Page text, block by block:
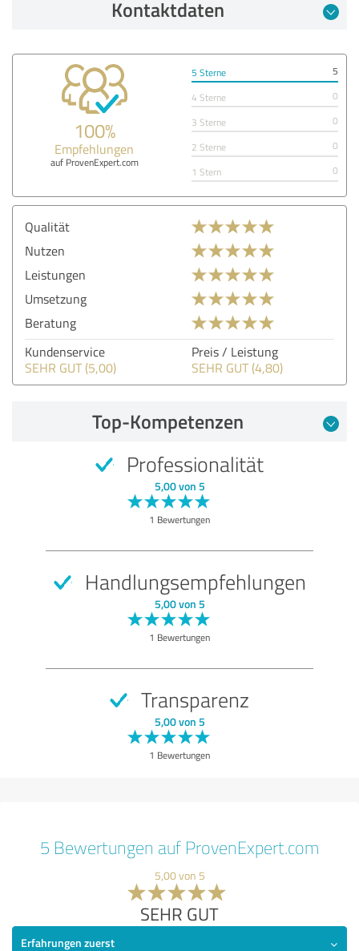
Kontaktdaten
100%
Empfehlungen
auf ProvenExpert.com
5 Sterne
5
4 Sterne
0
3 Sterne
0
2 Sterne
0
1 Stern
0
Qualität
Nutzen
Leistungen
Umsetzung
Beratung
Kundenservice
SEHR GUT (5,00)
Preis / Leistung
SEHR GUT (4,80)
Top-Kompetenzen
Professionalität
5,00 von 5
1 Bewertungen
Handlungsempfehlungen
5,00 von 5
1 Bewertungen
Transparenz
5,00 von 5
1 Bewertungen
5 Bewertungen auf ProvenExpert.com
5,00 von 5
SEHR GUT
Erfahrungen zuerst